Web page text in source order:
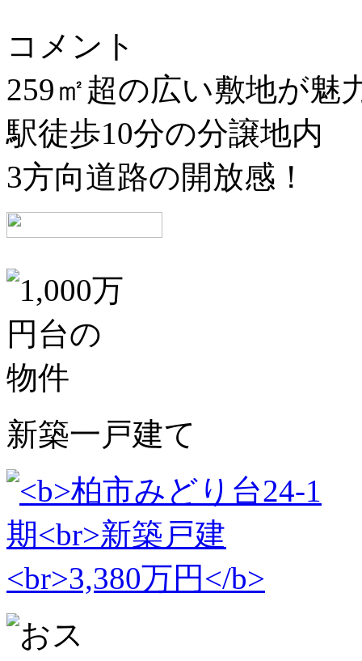
コメント
259㎡超の広い敷地が魅
駅徒歩10分の分譲地内
3方向道路の開放感！
新築一戸建て